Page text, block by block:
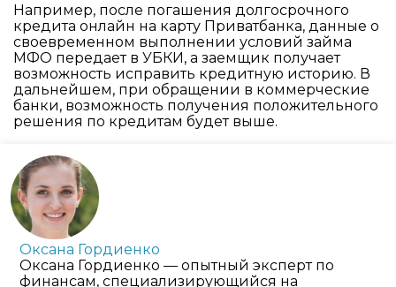
Например, после погашения долгосрочного
кредита онлайн на карту Приватбанка, данные о
своевременном выполнении условий займа
МФО передает в УБКИ, а заемщик получает
возможность исправить кредитную историю. В
дальнейшем, при обращении в коммерческие
банки, возможность получения положительного
решения по кредитам будет выше.
Оксана Гордиенко
Оксана Гордиенко — опытный эксперт по
финансам, специализирующийся на